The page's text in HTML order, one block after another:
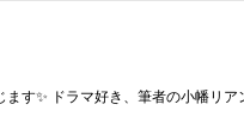
す✨ ドラマ好き、筆者の小幡リ